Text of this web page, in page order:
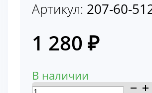
Артикул: 207-60-
1 280 ₽
В наличии
Количество